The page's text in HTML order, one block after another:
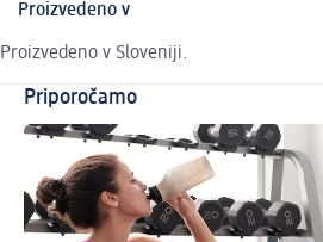
Proizvedeno v
Proizvedeno v Sloveniji.
Priporočamo